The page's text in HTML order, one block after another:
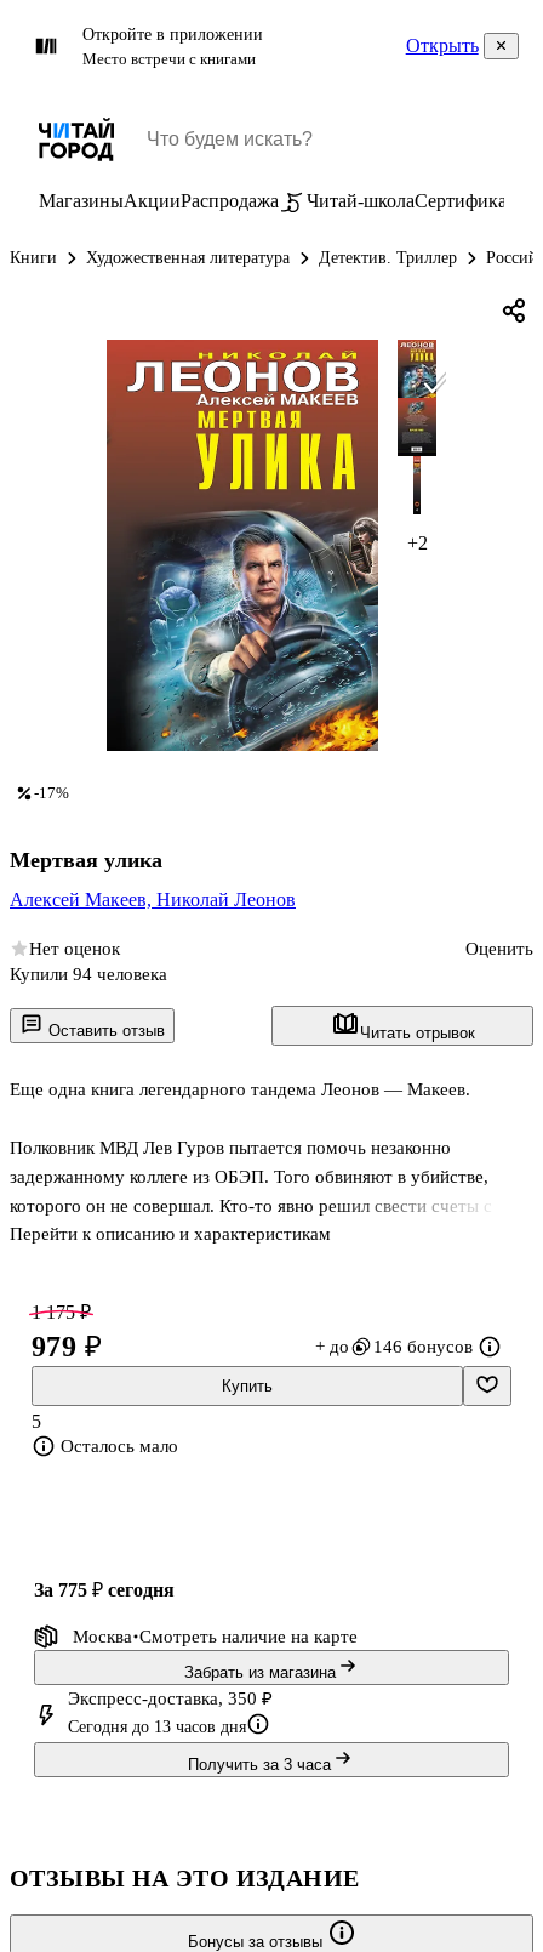
Откройте в приложении
Место встречи с книгами
Открыть
МагазиныАкцииРаспродажа Читай-школаСертификаты
Книги Художественная литература Детектив. Триллер
+2
Оставить отзыв Читать отрывок
Еще одна книга легендарного тандема Леонов — Макеев.
Полковник МВД Лев Гуров пытается помочь незаконно
задержанному коллеге из ОБЭП. Того обвиняют в убийстве,
которого он не совершал. Кто-то явно решил свести счеты с
полицейским. Но кто и зачем? Гуров выясняет, что в середине
наказания. Нынешний коллега Гурова сумел выяснить, кто тогда
«отмазал» бандитов. Сыщик решает изобличить опасного
преступника. Однако план Гурова в последний момент дает
сбой. Неожиданно полковник сам оказывается в смертельной
опасности…
Перейти к описанию и характеристикам
-17%
Мертвая улика
Алексей Макеев, Николай Леонов
Нет оценок
Оценить
Купили 94 человека
1 175 ₽
979 ₽ + до 146 бонусов
Купить
5
Осталось мало
за 775 ₽ сегодня
Москва Смотреть наличие на карте
Забрать из магазина
Экспресс-доставка, 350 ₽
Сегодня до 13 часов дня
Получить за 3 часа
ОТЗЫВЫ НА ЭТО ИЗДАНИЕ
Бонусы за отзывы